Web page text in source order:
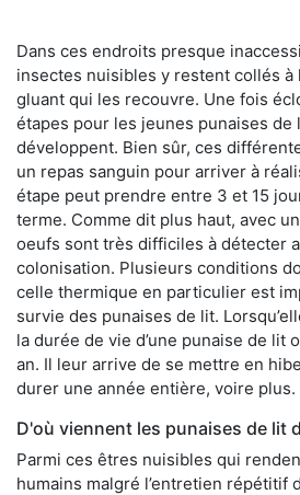
Dans ces endroits presque
insectes nuisibles y restent collés à
gluant qui les recouvre. Une fois
étapes pour les jeunes punaises de
développent. Bien sûr, ces
un repas sanguin pour arriver à
étape peut prendre entre 3 et 15
terme. Comme dit plus haut, avec
oeufs sont très difficiles à détecter
colonisation. Plusieurs conditions
celle thermique en particulier est
survie des punaises de lit.
la durée de vie d’une punaise de lit
an. Il leur arrive de se mettre en
durer une année entière, voire plus.
D'où viennent les punaises de lit
Parmi ces êtres nuisibles qui
humains malgré l’entretien répétitif